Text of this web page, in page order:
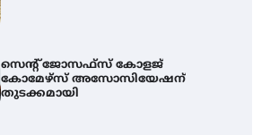
സെന്റ് ജോസഫ്സ് കോളജ്
കോമേഴ്‌സ് അസോസിയേഷന്
തുടക്കമായി